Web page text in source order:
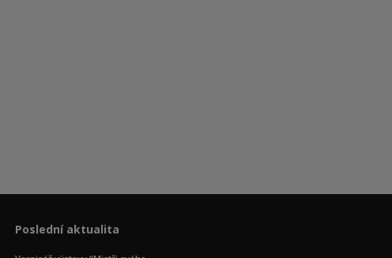
Poslední aktualita